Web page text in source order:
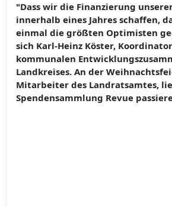
"Dass wir die Finanzierung
innerhalb eines Jahres schaffen,
einmal die größten Optimisten
sich Karl-Heinz Köster,
kommunalen
Landkreises. An der
Mitarbeiter des Landratsamtes,
Spendensammlung Revue